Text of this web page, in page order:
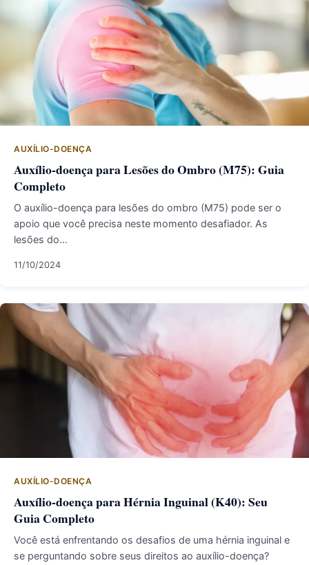
AUXÍLIO-DOENÇA
Auxílio-doença para Lesões do Ombro (M75): Guia
Completo
O auxílio-doença para lesões do ombro (M75) pode ser o
apoio que você precisa neste momento desafiador. As
lesões do…
11/10/2024
AUXÍLIO-DOENÇA
Auxílio-doença para Hérnia Inguinal (K40): Seu
Guia Completo
Você está enfrentando os desafios de uma hérnia inguinal e
se perguntando sobre seus direitos ao auxílio-doença?